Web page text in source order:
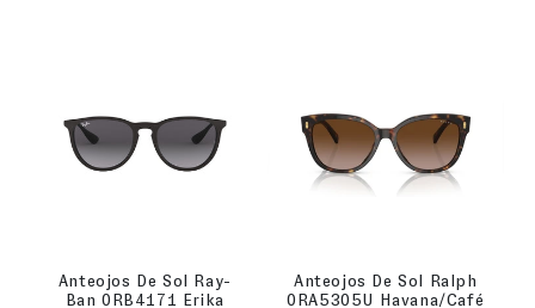
Anteojos De Sol Ray-
Ban 0RB4171 Erika
Anteojos De Sol Ralph
0RA5305U Havana/Café